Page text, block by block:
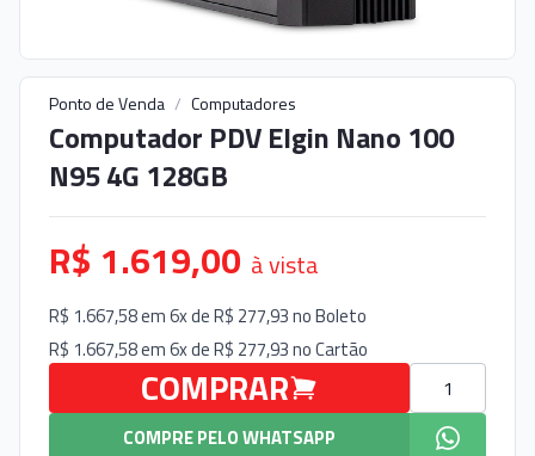
Ponto de Venda / Computadores
Computador PDV Elgin Nano 100
N95 4G 128GB
R$ 1.619,00 à vista
R$ 1.667,58 em 6x de R$ 277,93 noBoleto
R$ 1.667,58 em 6x de R$ 277,93 noCartão
COMPRAR
Quantidade
COMPRE PELO WHATSAPP